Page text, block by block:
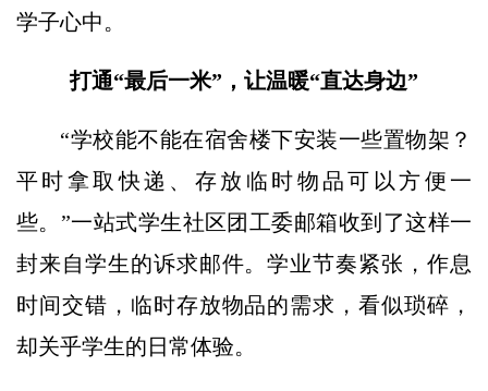
学子心中。
打通“最后一米”，让温暖“直达身边”
“学校能不能在宿舍楼下安装一些置物架？
平时拿取快递、存放临时物品可以方便一
些。”一站式学生社区团工委邮箱收到了这样一
封来自学生的诉求邮件。学业节奏紧张，作息
时间交错，临时存放物品的需求，看似琐碎，
却关乎学生的日常体验。